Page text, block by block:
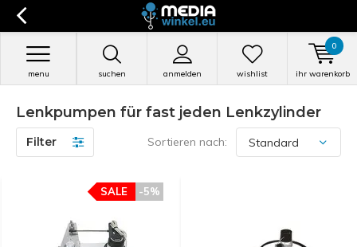
suchen anmelden
menu wishlist ihr warenkorb
0
Lenkpumpen für fast jeden Lenkzylinder
Filter Sortieren nach:
-5%
SALE